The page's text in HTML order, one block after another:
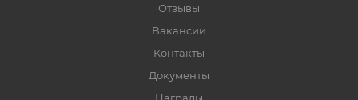
Отзывы
Вакансии
Контакты
Документы